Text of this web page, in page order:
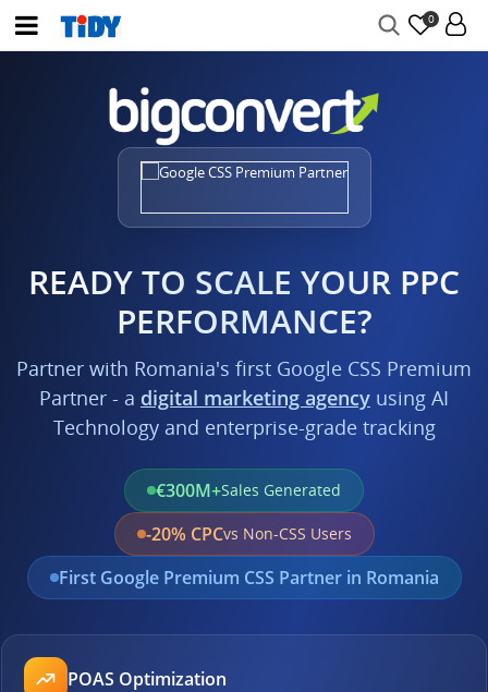
0
READY TO SCALE YOUR PPC
PERFORMANCE?
Partner with Romania's first Google CSS Premium
Partner - a digital marketing agency using AI
Technology and enterprise-grade tracking
€300M+Sales Generated
-20% CPCvs Non-CSS Users
First Google Premium CSS Partner in Romania
POAS Optimization